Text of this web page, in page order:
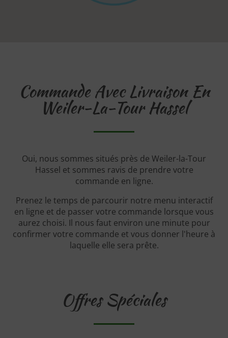
Commande Avec Livraison En
Weiler-La-Tour Hassel
Oui, nous sommes situés près de Weiler-la-Tour
Hassel et sommes ravis de prendre votre
commande en ligne.
Prenez le temps de parcourir notre menu interactif
en ligne et de passer votre commande lorsque vous
aurez choisi. Il nous faut environ une minute pour
confirmer votre commande et vous donner l'heure à
laquelle elle sera prête.
Offres Spéciales